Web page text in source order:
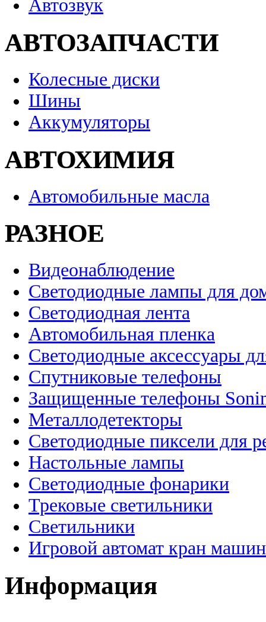
Автозвук
АВТОЗАПЧАСТИ
Колесные диски
Шины
Аккумуляторы
АВТОХИМИЯ
Автомобильные масла
РАЗНОЕ
Видеонаблюдение
Светодиодные лампы для
Светодиодная лента
Автомобильная пленка
Светодиодные аксессуары
Спутниковые телефоны
Защищенные телефоны
Металлодетекторы
Светодиодные пиксели для
Настольные лампы
Светодиодные фонарики
Трековые светильники
Светильники
Игровой автомат кран
Информация